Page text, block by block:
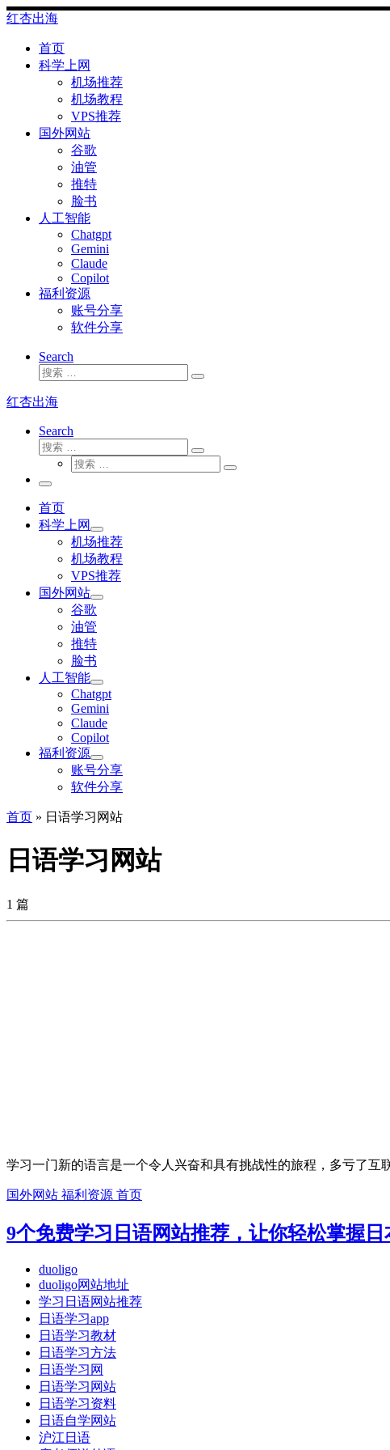
Skip
to
content
红杏出海
首页
科学上网
机场推荐
机场教程
VPS推荐
国外网站
谷歌
油管
推特
脸书
人工智能
Chatgpt
‎Gemini
Claude
Copilot
福利资源
账号分享
软件分享
Search
搜
搜
红杏出海
Search
搜
搜
索
搜
搜
主
菜
单
首页
科学上网
机场推荐
机场教程
VPS推荐
国外网站
谷歌
油管
推特
脸书
人工智能
Chatgpt
‎Gemini
Claude
Copilot
福利资源
账号分享
软件分享
首页 » 日语学习网站
日语学习网站
1 篇
学习一门新的语言是一个令人兴奋和具有挑战性的旅程，多亏了
国外网站 福利资源 首页
9个免费学习日语网站推荐，让你轻松掌握日
duoligo
duoligo网站地址
学习日语网站推荐
日语学习app
日语学习教材
日语学习方法
日语学习网
日语学习网站
日语学习资料
日语自学网站
沪江日语